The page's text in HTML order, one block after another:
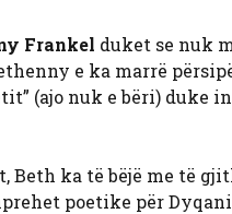
Frankel duket se nuk
e ka marrë
(ajo nuk e bëri) duke
ka të bëjë me të
poetike për